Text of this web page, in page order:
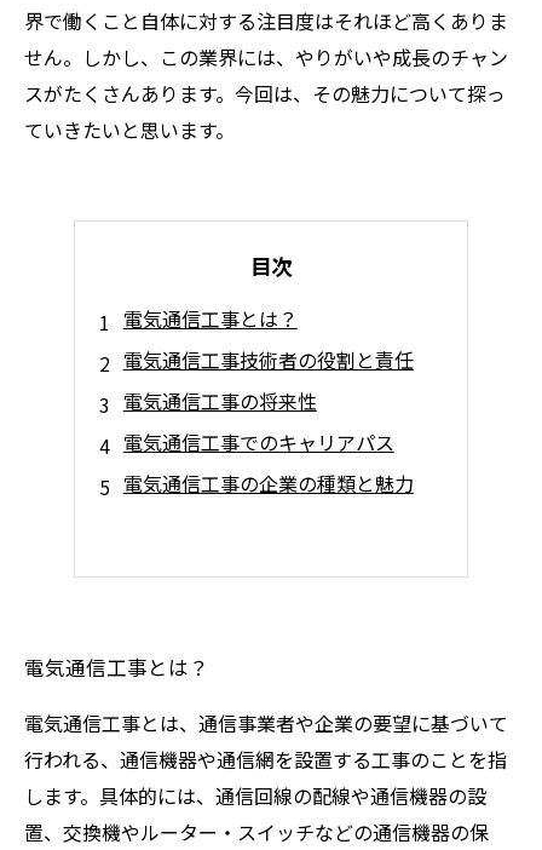
界で働くこと自体に対する注目度はそれほど高くありま
せん。しかし、この業界には、やりがいや成長のチャン
スがたくさんあります。今回は、その魅力について探っ
ていきたいと思います。
目次
電気通信工事とは？
電気通信工事技術者の役割と責任
電気通信工事の将来性
電気通信工事でのキャリアパス
電気通信工事の企業の種類と魅力
電気通信工事とは？
電気通信工事とは、通信事業者や企業の要望に基づいて
行われる、通信機器や通信網を設置する工事のことを指
します。具体的には、通信回線の配線や通信機器の設
置、交換機やルーター・スイッチなどの通信機器の保